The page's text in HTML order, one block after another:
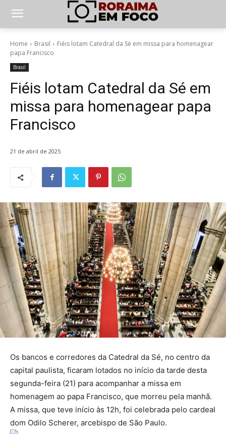
Home Brasil
Fiéis lotam Catedral da Sé em missa para homenagear
papa Francisco
Brasil
Fiéis lotam Catedral da Sé em
missa para homenagear papa
Francisco
21 de abril de 2025
Os bancos e corredores da Catedral da Sé, no centro da
capital paulista, ficaram lotados no início da tarde desta
segunda-feira (21) para acompanhar a missa em
homenagem ao papa Francisco, que morreu pela manhã.
A missa, que teve início às 12h, foi celebrada pelo cardeal
dom Odilo Scherer, arcebispo de São Paulo.